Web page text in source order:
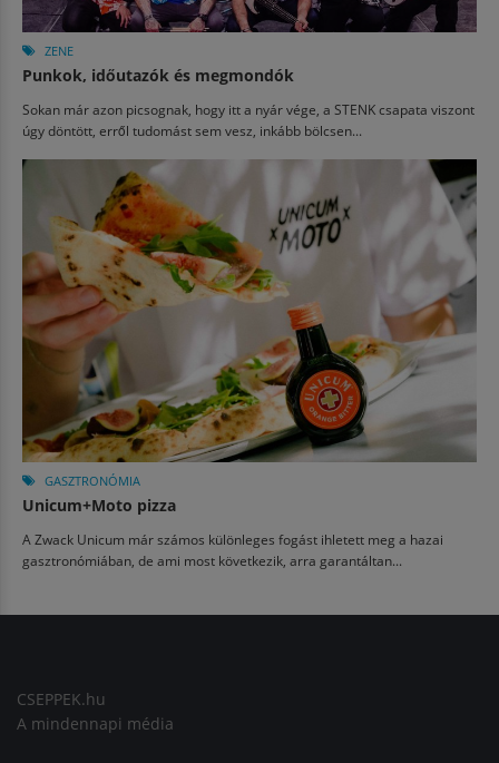
ZENE
Punkok, időutazók és megmondók
Sokan már azon picsognak, hogy itt a nyár vége, a STENK csapata viszont
úgy döntött, erről tudomást sem vesz, inkább bölcsen...
GASZTRONÓMIA
Unicum+Moto pizza
A Zwack Unicum már számos különleges fogást ihletett meg a hazai
gasztronómiában, de ami most következik, arra garantáltan...
CSEPPEK.hu
A mindennapi média